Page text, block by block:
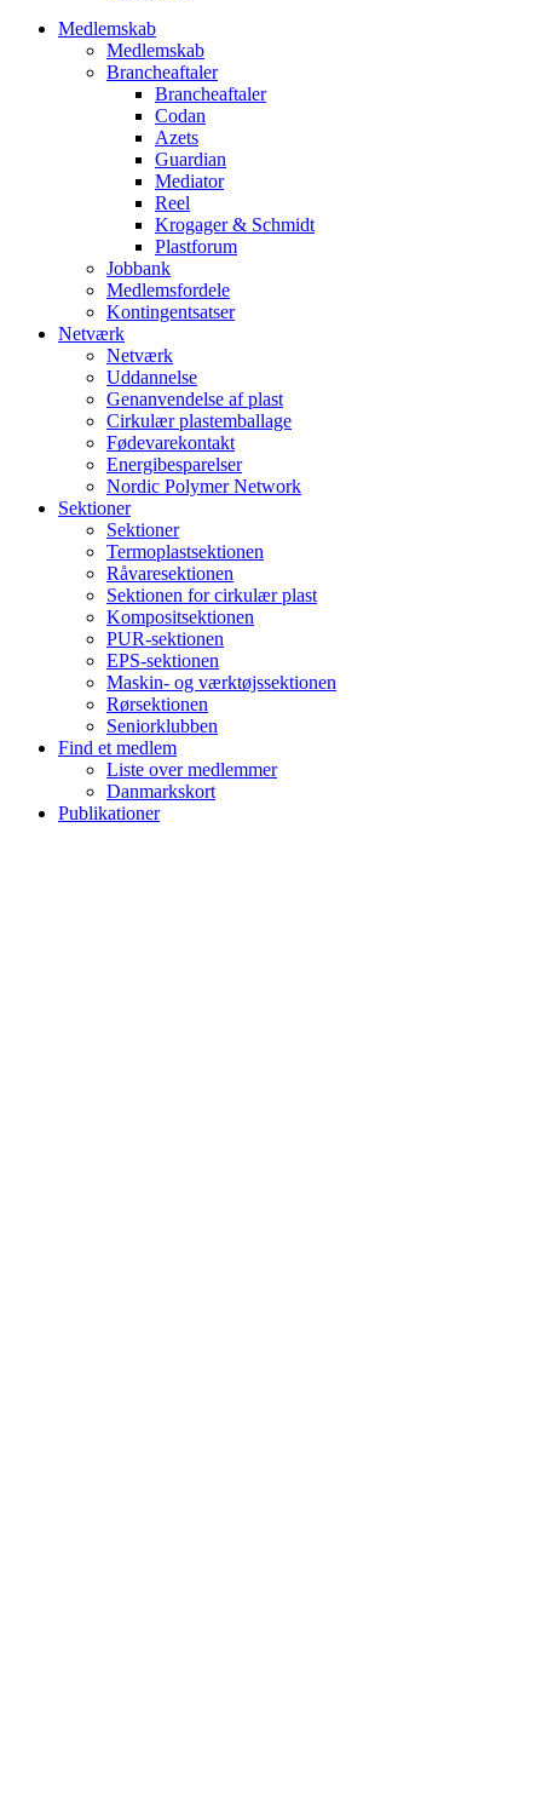
Medlemskab
Medlemskab
Brancheaftaler
Brancheaftaler
Codan
Azets
Guardian
Mediator
Reel
Krogager & Schmidt
Plastforum
Jobbank
Medlemsfordele
Kontingentsatser
Netværk
Netværk
Uddannelse
Genanvendelse af plast
Cirkulær plastemballage
Fødevarekontakt
Energibesparelser
Nordic Polymer Network
Sektioner
Sektioner
Termoplastsektionen
Råvaresektionen
Sektionen for cirkulær plast
Kompositsektionen
PUR-sektionen
EPS-sektionen
Maskin- og værktøjssektionen
Rørsektionen
Seniorklubben
Find et medlem
Liste over medlemmer
Danmarkskort
Publikationer